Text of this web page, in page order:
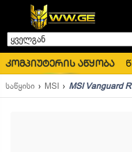
ყველგან
კომპიუტერის აწყობა
საწყისი MSI MSI Vanguard